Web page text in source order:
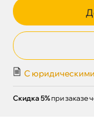
С
Скидка 5% при заказе